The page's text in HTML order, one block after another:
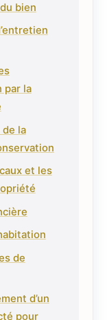
bien
par la
la
et les
de
d’un
pour